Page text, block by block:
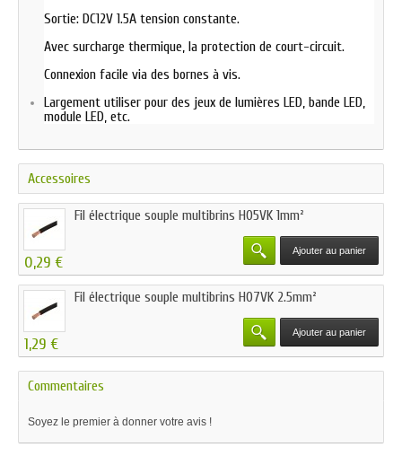
Sortie: DC12V 1.5A tension constante.
Avec surcharge thermique, la protection de court-circuit.
Connexion facile via des bornes à vis.
Largement utiliser pour des jeux de lumières LED, bande LED,
module LED, etc.
Accessoires
Fil électrique souple multibrins H05VK 1mm²
0,29 €
Ajouter au panier
Fil électrique souple multibrins H07VK 2.5mm²
1,29 €
Ajouter au panier
Commentaires
Soyez le premier à donner votre avis !